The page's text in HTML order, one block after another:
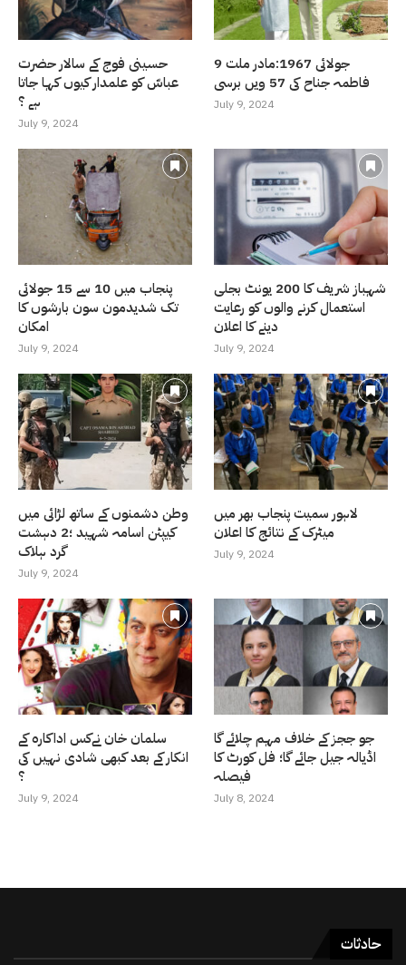
حسینی فوج کے سالار حضرت
عباسّ کو علمدار کیوں کہا جاتا
ہے ؟
July 9, 2024
9 جولائی 1967:مادر ملت
فاطمہ جناح کی 57 ویں برسی
July 9, 2024
پنجاب میں 10 سے 15 جولائی
تک شدیدمون سون بارشوں کا
امکان
July 9, 2024
شہباز شریف کا 200 یونٹ بجلی
استعمال کرنے والوں کو رعایت
دینے کا اعلان
July 9, 2024
وطن دشمنوں کے ساتھ لڑائی میں
کیپٹن اسامہ شہید ؛2 دہشت
گرد ہلاک
July 9, 2024
لاہور سمیت پنجاب بھر میں
میٹرک کے نتائج کا اعلان
July 9, 2024
سلمان خان نےکس اداکارہ کے
انکار کے بعد کبھی شادی نہیں کی
؟
July 9, 2024
جو ججز کے خلاف مہم چلائے گا
اڈیالہ جیل جائے گا؛ فل کورٹ کا
فیصلہ
July 8, 2024
حادثات